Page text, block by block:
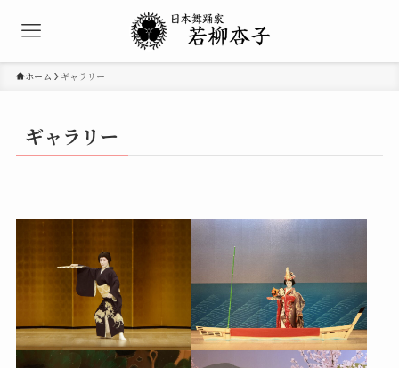
ホーム ギャラリー
ギャラリー